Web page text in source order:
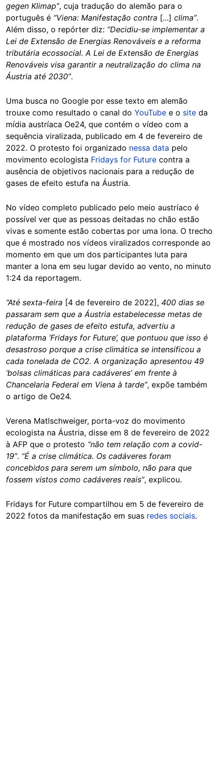
gegen Klimap”, cuja tradução do alemão para o
português é “Viena: Manifestação contra [...] clima”.
Além disso, o repórter diz: “Decidiu-se implementar a
Lei de Extensão de Energias Renováveis e a reforma
tributária ecossocial. A Lei de Extensão de Energias
Renováveis visa garantir a neutralização do clima na
Áustria até 2030”.
Uma busca no Google por esse texto em alemão
trouxe como resultado o canal do YouTube e o site da
mídia austríaca Oe24, que contém o vídeo com a
sequência viralizada, publicado em 4 de fevereiro de
2022. O protesto foi organizado nessa data pelo
movimento ecologista Fridays for Future contra a
ausência de objetivos nacionais para a redução de
gases de efeito estufa na Áustria.
No vídeo completo publicado pelo meio austríaco é
possível ver que as pessoas deitadas no chão estão
vivas e somente estão cobertas por uma lona. O trecho
que é mostrado nos vídeos viralizados corresponde ao
momento em que um dos participantes luta para
manter a lona em seu lugar devido ao vento, no minuto
1:24 da reportagem.
“Até sexta-feira [4 de fevereiro de 2022], 400 dias se
passaram sem que a Áustria estabelecesse metas de
redução de gases de efeito estufa, advertiu a
plataforma ‘Fridays for Future’, que pontuou que isso é
desastroso porque a crise climática se intensificou a
cada tonelada de CO2. A organização apresentou 49
‘bolsas climáticas para cadáveres’ em frente à
Chancelaria Federal em Viena à tarde”, expõe também
o artigo de Oe24.
Verena Matlschweiger, porta-voz do movimento
ecologista na Áustria, disse em 8 de fevereiro de 2022
à AFP que o protesto “não tem relação com a covid-
19”. “É a crise climática. Os cadáveres foram
concebidos para serem um símbolo, não para que
fossem vistos como cadáveres reais”, explicou.
Fridays for Future compartilhou em 5 de fevereiro de
2022 fotos da manifestação em suas redes sociais.